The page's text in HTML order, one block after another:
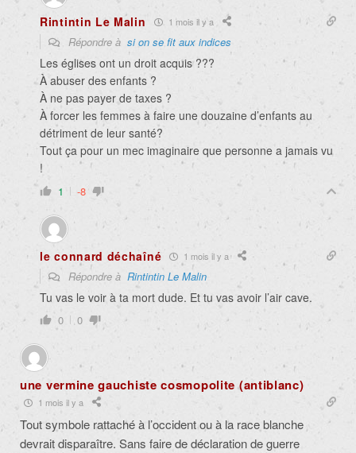
Rintintin Le Malin 1 mois il y a
Répondre à si on se fit aux indices
Les églises ont un droit acquis ???
À abuser des enfants ?
À ne pas payer de taxes ?
À forcer les femmes à faire une douzaine d’enfants au
détriment de leur santé?
Tout ça pour un mec imaginaire que personne a jamais vu
!
1 -8
le connard déchaîné 1 mois il y a
Répondre à Rintintin Le Malin
Tu vas le voir à ta mort dude. Et tu vas avoir l’air cave.
0 0
une vermine gauchiste cosmopolite (antiblanc)
1 mois il y a
Tout symbole rattaché à l’occident ou à la race blanche
devrait disparaître. Sans faire de déclaration de guerre